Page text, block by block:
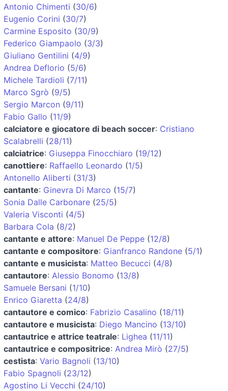
Antonio Chimenti (30/6)
Eugenio Corini (30/7)
Carmine Esposito (30/9)
Federico Giampaolo (3/3)
Giuliano Gentilini (4/9)
Andrea Deflorio (5/6)
Michele Tardioli (7/11)
Marco Sgrò (9/5)
Sergio Marcon (9/11)
Fabio Gallo (11/9)
calciatore e giocatore di beach soccer: Cristiano
Scalabrelli (28/11)
calciatrice: Giuseppa Finocchiaro (19/12)
canottiere: Raffaello Leonardo (1/5)
Antonello Aliberti (31/3)
cantante: Ginevra Di Marco (15/7)
Sonia Dalle Carbonare (25/5)
Valeria Visconti (4/5)
Barbara Cola (8/2)
cantante e attore: Manuel De Peppe (12/8)
cantante e compositore: Gianfranco Randone (5/1)
cantante e musicista: Matteo Becucci (4/8)
cantautore: Alessio Bonomo (13/8)
Samuele Bersani (1/10)
Enrico Giaretta (24/8)
cantautore e comico: Fabrizio Casalino (18/11)
cantautore e musicista: Diego Mancino (13/10)
cantautrice e attrice teatrale: Lighea (11/11)
cantautrice e compositrice: Andrea Mirò (27/5)
cestista: Vario Bagnoli (13/10)
Fabio Spagnoli (23/12)
Agostino Li Vecchi (24/10)